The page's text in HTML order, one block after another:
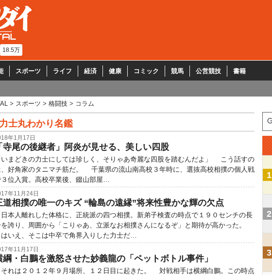
18.5万
スポーツ ライフ 経済 健康 コミック 競馬 公営競技 書籍
スポーツ 格闘技 コラム
士丸わかり名鑑
年1月17日
寺尾の後継者」阿炎が見せる、美しい四股
いまどきの力士にしては珍しく、そりゃあ奇麗な四股を踏むんだよ」 こう話すの
、好角家のタニマチ筋だ。 千葉県の流山南高校３年時に、選抜高校相撲の個人戦
３位入賞。高校卒業後、錣山部屋…
年11月24日
道相撲の唯一のキズ “輪島の遠縁”将来性豊かな輝の欠点
本人離れした体格に、正統派の四つ相撲。新弟子検査の時点で１９０センチの長
誇り、周囲から「こりゃあ、立派なお相撲さんになるぞ」と期待が高かった。
はいえ、そこは中卒で角界入りした力士だ…
年11月17日
綱・白鵬を激怒させた妙義龍の「ペットボトル事件」
れは２０１２年９月場所、１２日目に起きた。 対戦相手は横綱白鵬。この時点
1
2
3